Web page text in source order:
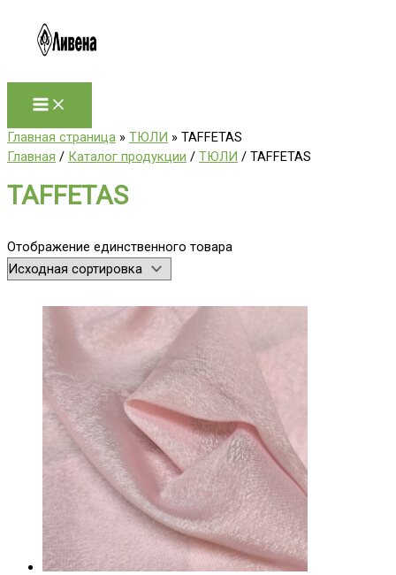
содержимому
Главная страница » ТЮЛИ » TAFFETAS
Главная / Каталог продукции / ТЮЛИ / TAFFETAS
TAFFETAS
Отображение единственного товара